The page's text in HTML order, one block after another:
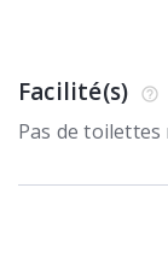
Facilité(s)
Pas de